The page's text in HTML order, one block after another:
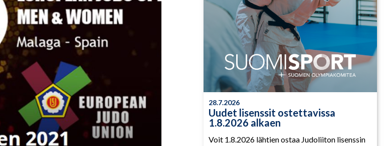
28.7.2026
Uudet lisenssit ostettavissa
1.8.2026 alkaen
Voit 1.8.2026 lähtien ostaa Judoliiton lisenssin